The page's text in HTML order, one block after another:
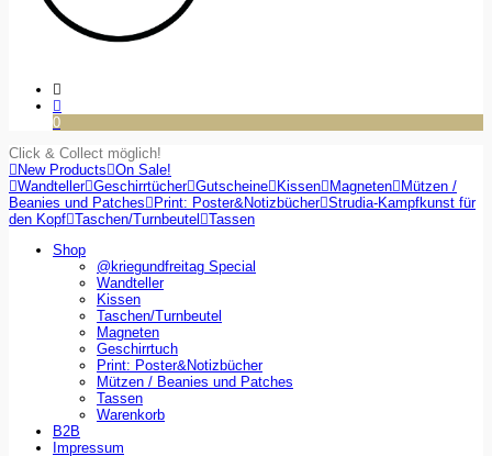
0
Click & Collect möglich!
New Products On Sale!
Wandteller Geschirrtücher Gutscheine Kissen Magneten
Mützen /
Beanies und Patches
Print: Poster&Notizbücher Strudia-Kampfkunst für
den Kopf Taschen/Turnbeutel
Tassen
Shop
@kriegundfreitag Special
Wandteller
Kissen
Taschen/Turnbeutel
Magneten
Geschirrtuch
Print: Poster&Notizbücher
Mützen / Beanies und Patches
Tassen
Warenkorb
B2B
Impressum